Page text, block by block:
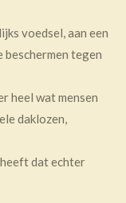
voedsel, aan een
beschermen tegen
heel wat mensen
daklozen,
dat echter